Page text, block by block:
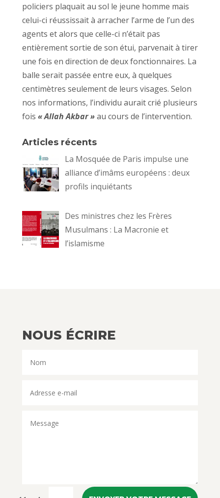
policiers plaquait au sol le jeune homme mais
celui-ci réussissait à arracher l’arme de l’un des
agents et alors que celle-ci n’était pas
entièrement sortie de son étui, parvenait à tirer
une fois en direction de deux fonctionnaires. La
balle serait passée entre eux, à quelques
centimètres seulement de leurs visages. Selon
nos informations, l’individu aurait crié plusieurs
fois « Allah Akbar »au cours de l’intervention.
Articles récents
La Mosquée de Paris impulse une
alliance d’imâms européens : deux
profils inquiétants
Des ministres chez les Frères
Musulmans : La Macronie et
l’islamisme
NOUS ÉCRIRE